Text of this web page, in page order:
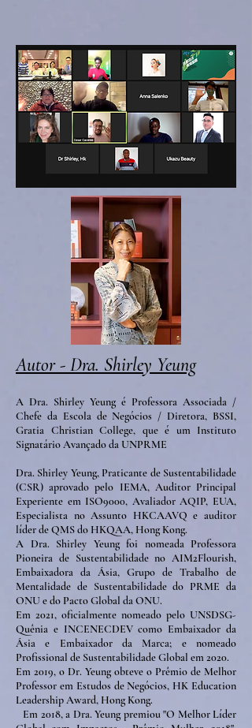
Autor - Dra. Shirley Yeung
A Dra. Shirley Yeung é Professora Associada /
Chefe da Escola de Negócios / Diretora, BSSI,
Gratia Christian College, que é um Instituto
Signatário Avançado da UNPRME
Dra. Shirley Yeung, Praticante de Sustentabilidade
(CSR) aprovado pelo IEMA, Auditor Principal
Experiente em ISO9000, Avaliador AQIP, EUA,
Especialista no Assunto HKCAAVQ e auditor
líder de QMS do HKQAA, Hong Kong.
A Dra. Shirley Yeung foi nomeada Professora
Pioneira de Sustentabilidade no AIM2Flourish,
Embaixadora da Ásia, Grupo de Trabalho de
Mentalidade de Sustentabilidade do PRME da
ONU e do Pacto Global da ONU.
Em 2021, oficialmente nomeado pelo UNSDSG-
Quênia e INCENECDEV como Embaixador da
Ásia e Embaixador da Marca; e nomeado
Profissional de Sustentabilidade Global em 2020.
Em 2019, o Dr. Yeung obteve o Prêmio de Melhor
Professor em Estudos de Negócios, HK Education
Leadership Award, Hong Kong.
Em 2018, a Dra. Yeung premiou "O Melhor Líder